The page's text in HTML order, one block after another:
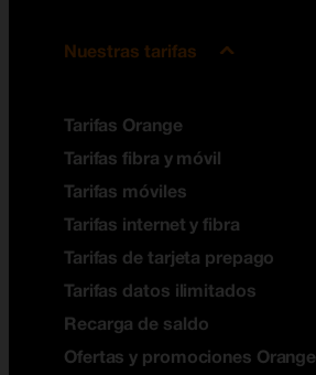
Nuestras tarifas
Tarifas Orange
Tarifas fibra y móvil
Tarifas móviles
Tarifas internet y fibra
Tarifas de tarjeta prepago
Tarifas datos ilimitados
Recarga de saldo
Ofertas y promociones Orange